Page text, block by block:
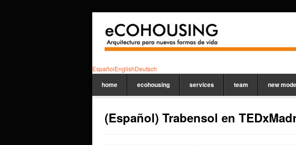
EspañolEnglishDeutsch
home ecohousing services team new
(Español) Trabensol en